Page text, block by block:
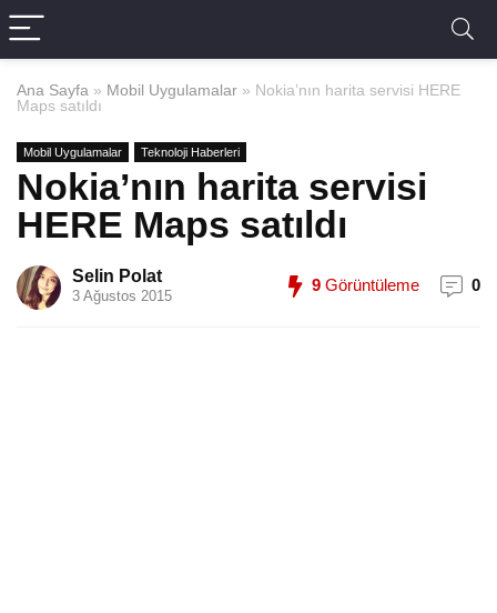
Ana Sayfa » Mobil Uygulamalar » Nokia’nın harita servisi HERE
Maps satıldı
Mobil Uygulamalar Teknoloji Haberleri
Nokia’nın harita servisi
HERE Maps satıldı
Selin Polat
3 Ağustos 2015
9 Görüntüleme 0